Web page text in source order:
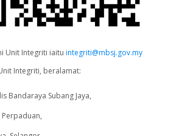
Unit Integriti iaitu integriti@mbsj.gov.my
Integriti, beralamat:
Bandaraya Subang Jaya,